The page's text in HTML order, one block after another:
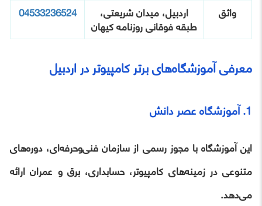
واثق
اردبیل، میدان شریعتی،
طبقه فوقانی روزنامه کیهان
04533236524
معرفی آموزشگاه‌های برتر کامپیوتر در اردبیل
1. آموزشگاه عصر دانش
این آموزشگاه با مجوز رسمی از سازمان فنی‌وحرفه‌ای، دوره‌های
متنوعی در زمینه‌های کامپیوتر، حسابداری، برق و عمران ارائه
می‌دهد.